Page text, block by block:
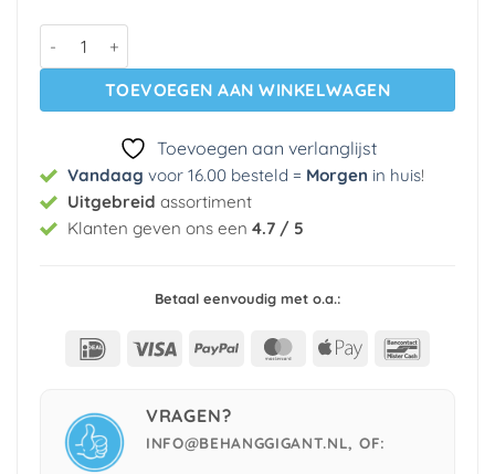
Vlies behang 10298-44 Erismann aantal
TOEVOEGEN AAN WINKELWAGEN
Toevoegen aan verlanglijst
Vandaag voor 16.00 besteld = Morgen in huis!
Uitgebreid assortiment
Klanten geven ons een 4.7 / 5
Betaal eenvoudig met o.a.:
IDeal Visa PayPal MasterCard
Apple
VRAGEN?
INFO@BEHANGGIGANT.NL, OF: